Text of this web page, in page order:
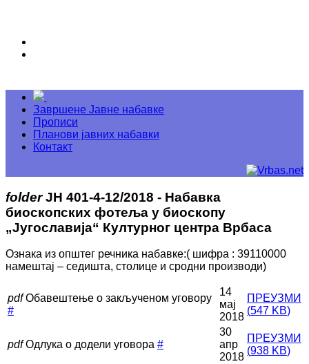
Завршене Јавне набавке
Прописи
Планови јавних набавки
Контакт
folder ЈН 401-4-12/2018 - Набавка
биоскопских фотеља у биоскопу
„Југославија“ Културног центра Врбаса
Ознака из општег речника набавке:( шифра : 39110000
намештај – седишта, столице и сродни производи)
pdf Обавештење о закљученом уговору
#
14
мај
2018
ПРЕУЗМИ
(547 KB)
pdf Одлука о додели уговора #
30
апр
2018
ПРЕУЗМИ
(938 KB)